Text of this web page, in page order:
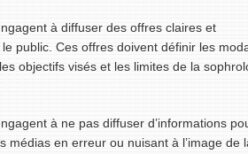
à diffuser des offres claires et
public. Ces offres doivent définir les
objectifs visés et les limites de la
à ne pas diffuser d’informations
médias en erreur ou nuisant à l’image de